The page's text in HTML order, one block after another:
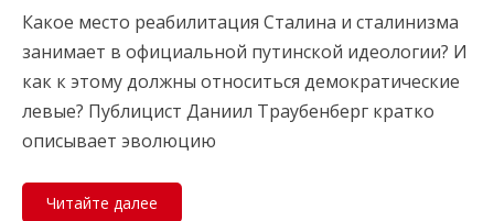
Какое место реабилитация Сталина и сталинизма
занимает в официальной путинской идеологии? И
как к этому должны относиться демократические
левые? Публицист Даниил Траубенберг кратко
описывает эволюцию
Читайте далее